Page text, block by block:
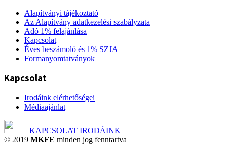
Alapítványi tájékoztató
Az Alapítvány adatkezelési szabályzata
Adó 1% felajánlása
Kapcsolat
Éves beszámoló és 1% SZJA
Formanyomtatványok
Kapcsolat
Irodáink elérhetőségei
Médiaajánlat
KAPCSOLAT IRODÁINK
© 2019 MKFE minden jog fenntartva